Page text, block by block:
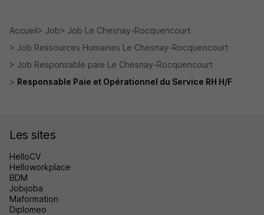
Accueil Job
Job Le Chesnay-Rocquencourt
Job Ressources Humaines Le Chesnay-Rocquencourt
Job Responsable paie Le Chesnay-Rocquencourt
Responsable Paie et Opérationnel du Service RH H/F
Les sites
HelloCV
Helloworkplace
BDM
Jobijoba
Maformation
Diplomeo